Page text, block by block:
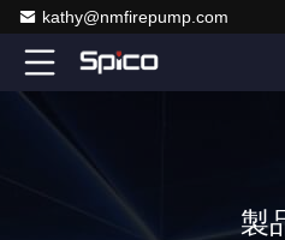
kathy@nmfirepump.com
製